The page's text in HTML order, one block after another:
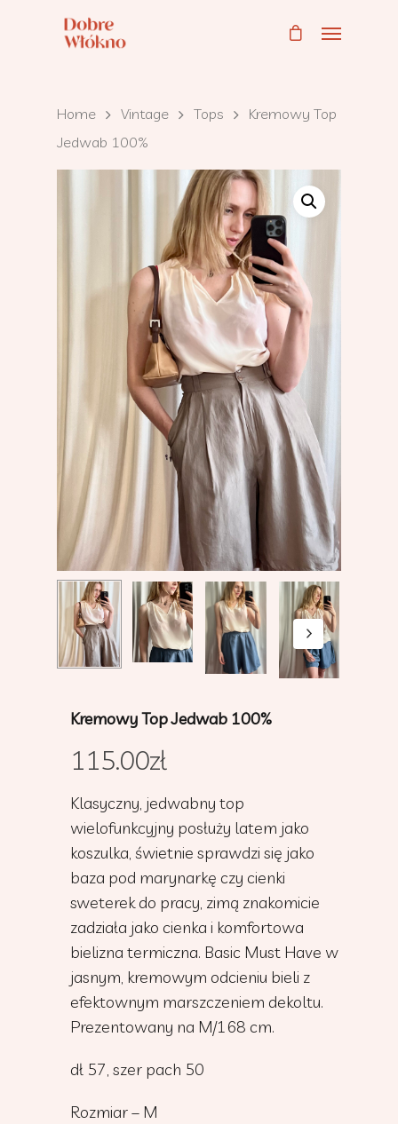
Home Vintage Tops
Kremowy Top
Jedwab 100%
Kremowy Top Jedwab 100%
115.00zł
Klasyczny, jedwabny top
wielofunkcyjny posłuży latem jako
koszulka, świetnie sprawdzi się jako
baza pod marynarkę czy cienki
sweterek do pracy, zimą znakomicie
zadziała jako cienka i komfortowa
bielizna termiczna. Basic Must Have w
jasnym, kremowym odcieniu bieli z
efektownym marszczeniem dekoltu.
Prezentowany na M/168 cm.
dł 57, szer pach 50
Rozmiar – M